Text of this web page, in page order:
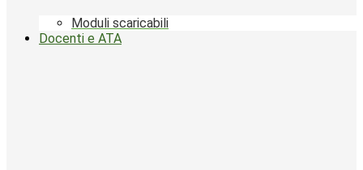
Moduli scaricabili
Docenti e ATA